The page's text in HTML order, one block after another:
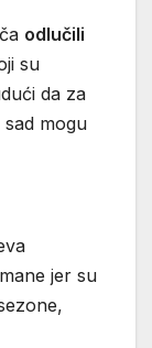
odlučili
su
da za
mogu
jer su